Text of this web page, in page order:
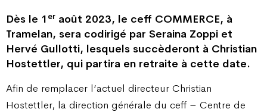
Dès le 1 er août 2023, le ceff COMMERCE, à
Tramelan, sera codirigé par Seraina Zoppi et
Hervé Gullotti, lesquels succèderont à Christian
Hostettler, qui partira en retraite à cette date.
Afin de remplacer l’actuel directeur Christian
Hostettler, la direction générale du ceff – Centre de